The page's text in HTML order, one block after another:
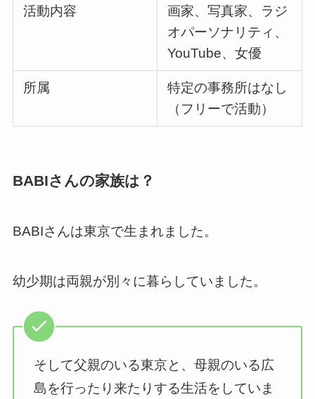
活動内容
画家、写真家、ラジ
オパーソナリティ、
YouTube、女優
所属
特定の事務所はなし
（フリーで活動）
BABIさんの家族は？
BABIさんは東京で生まれました。
幼少期は両親が別々に暮らしていました。
そして父親のいる東京と、母親のいる広
島を行ったり来たりする生活をしていま